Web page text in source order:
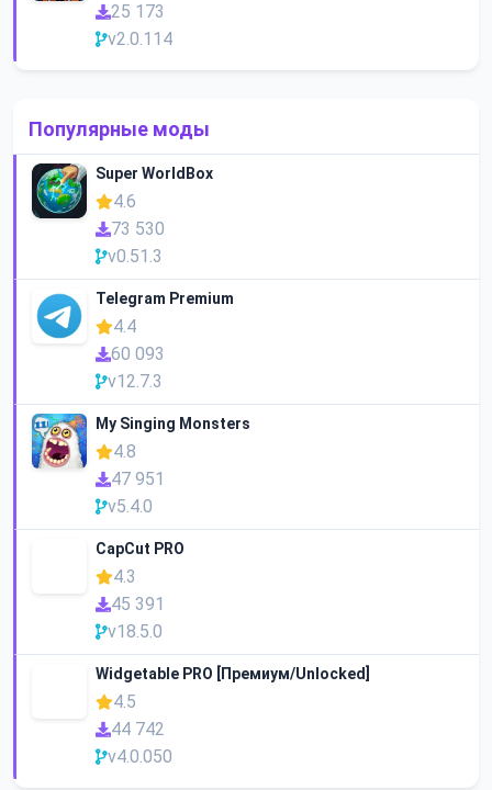
25 173
v2.0.114
Популярные моды
Super WorldBox
4.6
73 530
v0.51.3
Telegram Premium
4.4
60 093
v12.7.3
My Singing Monsters
4.8
47 951
v5.4.0
CapCut PRO
4.3
45 391
v18.5.0
Widgetable PRO [Премиум/Unlocked]
4.5
44 742
v4.0.050